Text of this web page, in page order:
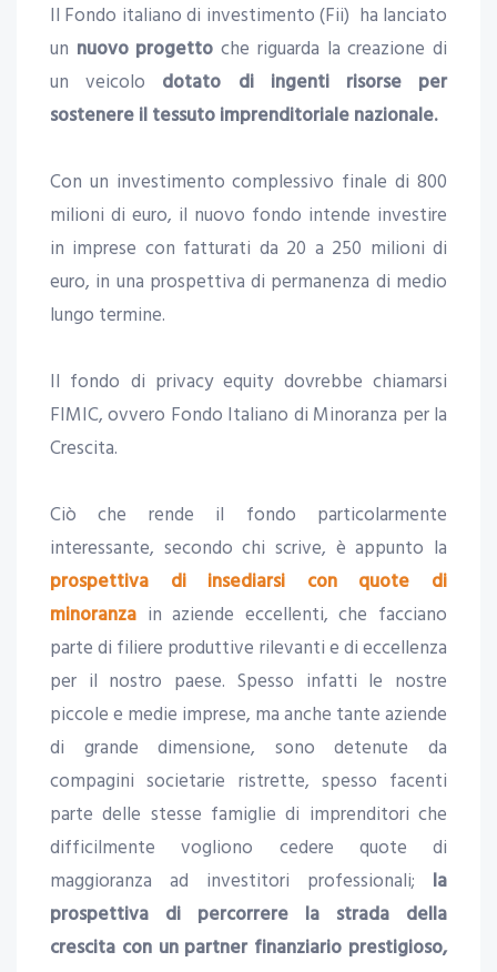
Il Fondo italiano di investimento (Fii) ha lanciato
un nuovo progetto che riguarda la creazione di
un veicolo dotato di ingenti risorse per
sostenere il tessuto imprenditoriale nazionale.
Con un investimento complessivo finale di 800
milioni di euro, il nuovo fondo intende investire
in imprese con fatturati da 20 a 250 milioni di
euro, in una prospettiva di permanenza di medio
lungo termine.
Il fondo di privacy equity dovrebbe chiamarsi
FIMIC, ovvero Fondo Italiano di Minoranza per la
Crescita.
Ciò che rende il fondo particolarmente
interessante, secondo chi scrive, è appunto la
prospettiva di insediarsi con quote di
minoranza in aziende eccellenti, che facciano
parte di filiere produttive rilevanti e di eccellenza
per il nostro paese. Spesso infatti le nostre
piccole e medie imprese, ma anche tante aziende
di grande dimensione, sono detenute da
compagini societarie ristrette, spesso facenti
parte delle stesse famiglie di imprenditori che
difficilmente vogliono cedere quote di
maggioranza ad investitori professionali; la
prospettiva di percorrere la strada della
crescita con un partner finanziario prestigioso,